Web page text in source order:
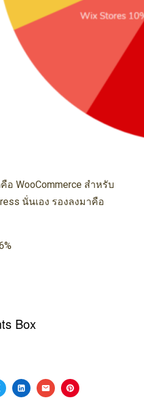
WooCommerce สำหรับ
นั่นเอง รองลงมาคือ
Box